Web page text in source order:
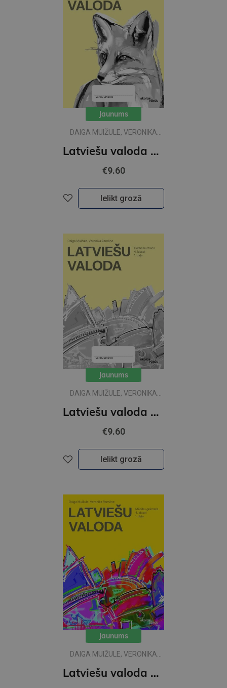
Jaunums
DAIGA MUIŽULE, VERONIKA
Latviešu valoda 4.kl 2 DB Skolas vārds
€9.60
Ielikt grozā
Jaunums
DAIGA MUIŽULE, VERONIKA
Latviešu valoda 4.kl 1 DB
€9.60
Ielikt grozā
Jaunums
DAIGA MUIŽULE, VERONIKA
Latviešu valoda 4.klasei 1 MG ( skolas vārds)